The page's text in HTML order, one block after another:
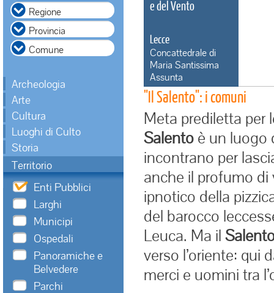
Archeologia
Arte
Cultura
Luoghi di Culto
Storia
Territorio
Enti Pubblici
Larghi
Municipi
Ospedali
Panoramiche e
Belvedere
Parchi
e del Vento
Lecce
Concattedrale di
Maria Santissima
Assunta
"Il Salento": i comuni
Meta prediletta per
Salento è un luogo
incontrano per
anche il profumo di
ipnotico della
del barocco
Leuca. Ma il
verso l’oriente: qui
merci e uomini tra